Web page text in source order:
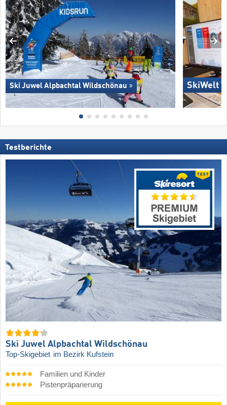
Ski Juwel Alpbachtal Wildschönau SkiWelt
Testberichte
Ski Juwel Alpbachtal Wildschönau
Top-Skigebiet im Bezirk Kufstein
Familien und Kinder
Pistenpräparierung